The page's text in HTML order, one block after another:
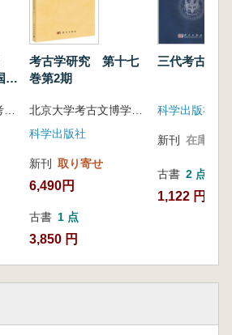
家
考古学研究 第十七
巻第2期
科学出版社
新刊 取り寄せ
6,490円
古書 1 点
3,850 円
三代考古 2
科学出版社
新刊 在庫なし
古書 2 点
1,122 円~